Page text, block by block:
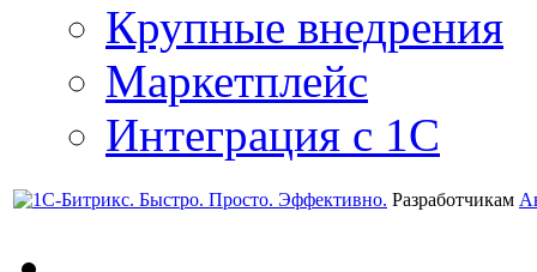
Крупные внедрения
Маркетплейс
Интеграция с 1С
Разработчикам